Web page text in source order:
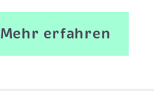
Mehr erfahren